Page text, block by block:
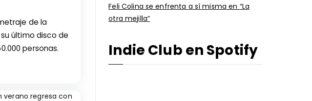
de la
último disco de
personas.
Feli Colina se enfrenta a sí misma en “La
otra mejilla”
Indie Club en Spotify